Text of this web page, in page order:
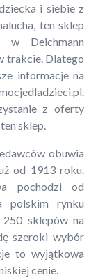
i siebie z
ten sklep
w Deichmann
trakcie. Dlatego
informacje na
z oferty
sklep.
obuwia
od 1913 roku.
pochodzi od
polskim rynku
sklepów na
szeroki wybór
to wyjątkowa
cenie.